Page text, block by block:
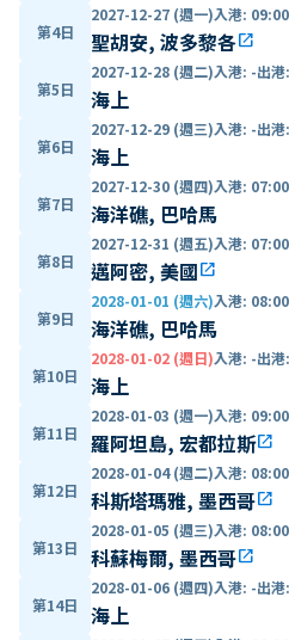
第4日
2027-12-27 (週一)入港: 09:00
聖胡安, 波多黎各open_in_new
第5日
2027-12-28 (週二)入港: -出港:
海上
第6日
2027-12-29 (週三)入港: -出港:
海上
第7日
2027-12-30 (週四)入港: 07:00
海洋礁, 巴哈馬
第8日
2027-12-31 (週五)入港: 07:00
邁阿密, 美國open_in_new
第9日
2028-01-01 (週六)入港: 08:00
海洋礁, 巴哈馬
第10日
2028-01-02 (週日)入港: -出港:
海上
第11日
2028-01-03 (週一)入港: 09:00
羅阿坦島, 宏都拉斯open_in_new
第12日
2028-01-04 (週二)入港: 08:00
科斯塔瑪雅, 墨西哥open_in_new
第13日
2028-01-05 (週三)入港: 08:00
科蘇梅爾, 墨西哥open_in_new
第14日
2028-01-06 (週四)入港: -出港:
海上